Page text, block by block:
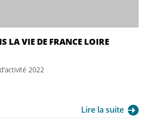
LA VIE DE FRANCE LOIRE
2022
Lire la suite